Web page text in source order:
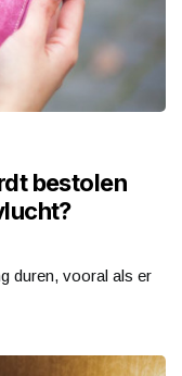
bestolen
duren, vooral als er